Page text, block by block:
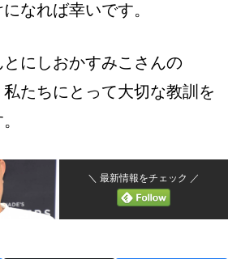
なれば幸いです。
にしおかすみこさんの
たちにとって大切な教訓を
＼ 最新情報をチェック ／